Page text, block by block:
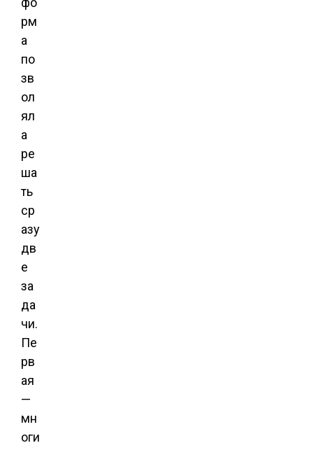
рм
а
по
зв
ол
ял
а
ре
ша
ть
ср
азу
дв
е
за
да
чи.
Пе
рв
ая
—
мн
оги